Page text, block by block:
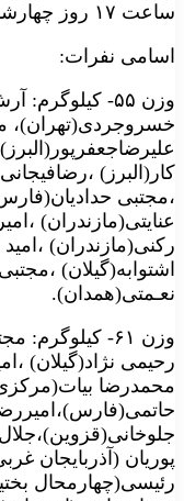
ساعت ۱۷ روز چهارشنبه 19خواهد بود.
اسامی نفرات:
وزن ۵۵-
خسروجردی(تهران)،
کار(البرز)
،مجتبی
عنایتی(مازندران)
رکنی(مازندران)
اشتوابه(گیلان)
نعـمتی(همدان).
وزن ۶۱-
رحیمی نژاد(گیلان)
محمدرضا
پوریان (آذربایجان
رئیسی(چهارمحال